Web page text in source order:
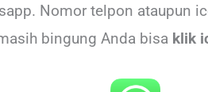
Nomor telpon ataupun
bingung Anda bisa klik